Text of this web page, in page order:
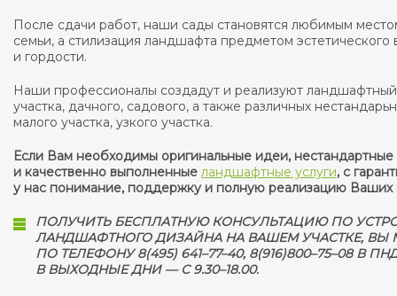
После сдачи работ, наши сады становятся любимым
семьи, а стилизация ландшафта предметом эстетического
и гордости.
Наши профессионалы создадут и реализуют
участка, дачного, садового, а также различных
малого участка, узкого участка.
Если Вам необходимы оригинальные идеи,
и качественно выполненные ландшафтные услуги, с
у нас понимание, поддержку и полную реализацию Ваших
ПОЛУЧИТЬ БЕСПЛАТНУЮ КОНСУЛЬТАЦИЮ ПО
ЛАНДШАФТНОГО ДИЗАЙНА НА ВАШЕМ УЧАСТКЕ, ВЫ
ПО ТЕЛЕФОНУ 8(495) 641–77–40, 8(916)800–75–08 В
В ВЫХОДНЫЕ ДНИ — С 9.30–18.00.